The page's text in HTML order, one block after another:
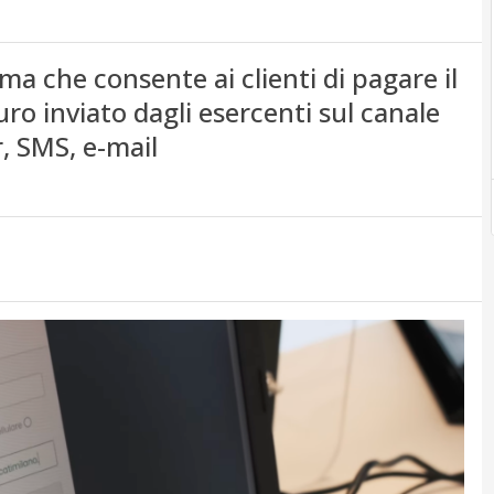
che consente ai clienti di pagare il
inviato dagli esercenti sul canale
SMS, e-mail